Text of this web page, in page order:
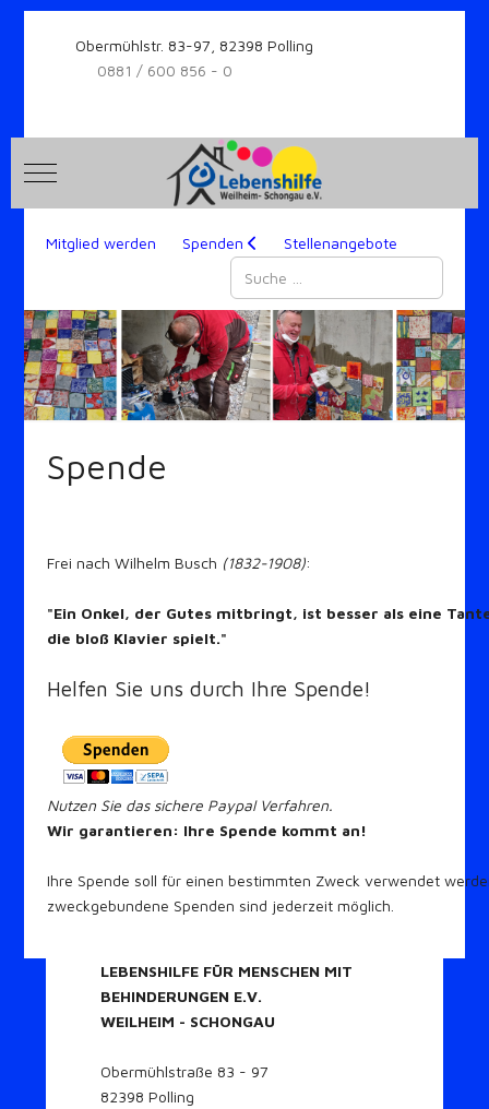
Obermühlstr. 83-97, 82398 Polling
0881 / 600 856 - 0
Mobile Menu Toggle
Mitglied werden Spenden
Stellenangebote
Spende
Frei nach Wilhelm Busch (1832-1908):
"Ein Onkel, der Gutes mitbringt, ist besser als eine
die bloß Klavier spielt."
Helfen Sie uns durch Ihre Spende!
Nutzen Sie das sichere Paypal Verfahren.
Wir garantieren: Ihre Spende kommt an!
Ihre Spende soll für einen bestimmten Zweck verwendet
zweckgebundene Spenden sind jederzeit möglich.
LEBENSHILFE FÜR MENSCHEN MIT
BEHINDERUNGEN E.V.
WEILHEIM - SCHONGAU
Obermühlstraße 83 - 97
82398 Polling